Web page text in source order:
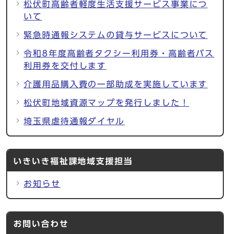
松伏町高齢者軽度生活支援サービス事業につ
いて
緊急時通報システムの貸与サービスについて
令和8年度高齢者タクシー利用券・高齢者バス
利用券を交付します
介護用品購入費の一部助成を実施しています
松伏町地域資源マップを発行しました！
埼玉県虐待通報ダイヤル
いきいき福祉課地域支援担当
お知らせ
お問い合わせ